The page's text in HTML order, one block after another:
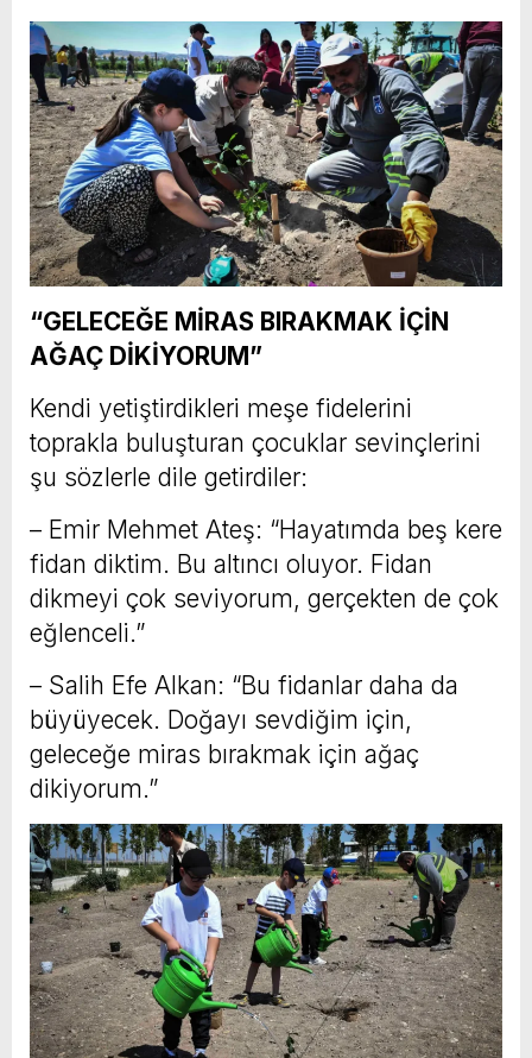
“GELECEĞE MİRAS BIRAKMAK İÇİN
AĞAÇ DİKİYORUM”
Kendi yetiştirdikleri meşe fidelerini
toprakla buluşturan çocuklar sevinçlerini
şu sözlerle dile getirdiler:
– Emir Mehmet Ateş: “Hayatımda beş kere
fidan diktim. Bu altıncı oluyor. Fidan
dikmeyi çok seviyorum, gerçekten de çok
eğlenceli.”
– Salih Efe Alkan: “Bu fidanlar daha da
büyüyecek. Doğayı sevdiğim için,
geleceğe miras bırakmak için ağaç
dikiyorum.”